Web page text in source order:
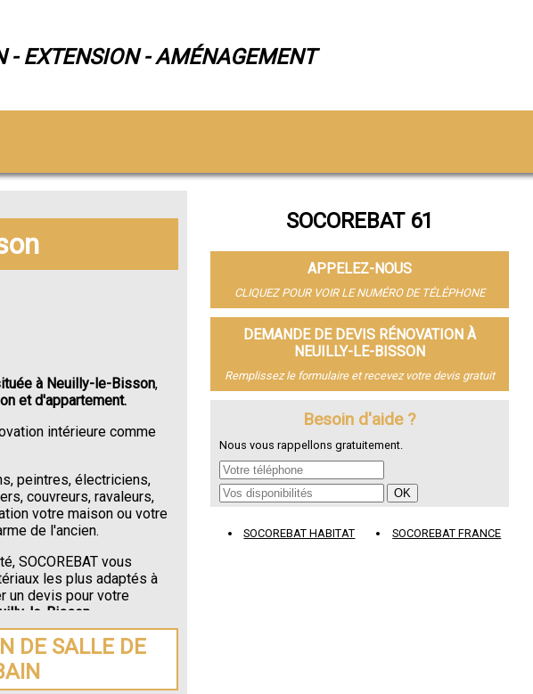
- EXTENSION - AMÉNAGEMENT
à Neuilly-le-Bisson,
et d'appartement.
intérieure comme
peintres, électriciens,
couvreurs, ravaleurs,
votre maison ou votre
de l'ancien.
SOCOREBAT vous
les plus adaptés à
un devis pour votre
le-Bisson.
DE SALLE DE
SOCOREBAT 61
APPELEZ-NOUS
CLIQUEZ POUR VOIR LE NUMÉRO DE TÉLÉPHONE
DEMANDE DE DEVIS RÉNOVATION À
NEUILLY-LE-BISSON
Remplissez le formulaire et recevez votre devis gratuit
Besoin d'aide ?
Nous vous rappellons gratuitement.
SOCOREBAT HABITAT SOCOREBAT FRANCE